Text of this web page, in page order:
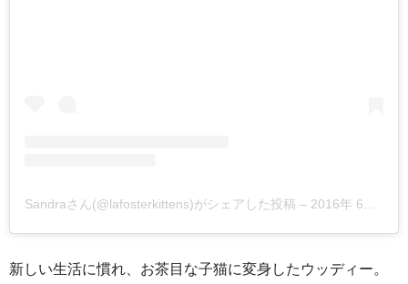
Sandraさん(@lafosterkittens)がシェアした投稿 – 2016年 6月月17日午後9時41分PDT
新しい生活に慣れ、お茶目な子猫に変身したウッディー。